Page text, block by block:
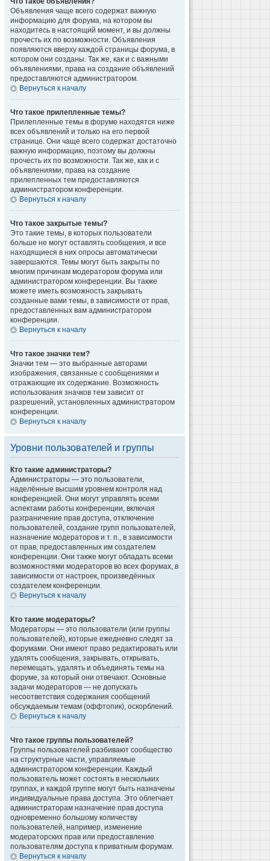
Объявления чаще всего содержат важную
информацию для форума, на котором вы
находитесь в настоящий момент, и вы должны
прочесть их по возможности. Объявления
появляются вверху каждой страницы форума, в
котором они созданы. Так же, как и с важными
объявлениями, права на создание объявлений
предоставляются администратором.
Вернуться к началу
Что такое прилепленные темы?
Прилепленные темы в форуме находятся ниже
всех объявлений и только на его первой
странице. Они чаще всего содержат достаточно
важную информацию, поэтому вы должны
прочесть их по возможности. Так же, как и с
объявлениями, права на создание
прилепленных тем предоставляются
администратором конференции.
Вернуться к началу
Что такое закрытые темы?
Это такие темы, в которых пользователи
больше не могут оставлять сообщения, и все
находящиеся в них опросы автоматически
завершаются. Темы могут быть закрыты по
многим причинам модератором форума или
администратором конференции. Вы также
можете иметь возможность закрывать
созданные вами темы, в зависимости от прав,
предоставленных вам администратором
конференции.
Вернуться к началу
Что такое значки тем?
Значки тем — это выбранные авторами
изображения, связанные с сообщениями и
отражающие их содержание. Возможность
использования значков тем зависит от
разрешений, установленных администратором
конференции.
Вернуться к началу
Уровни пользователей и группы
Кто такие администраторы?
Администраторы — это пользователи,
наделённые высшим уровнем контроля над
конференцией. Они могут управлять всеми
аспектами работы конференции, включая
разграничение прав доступа, отключение
пользователей, создание групп пользователей,
назначение модераторов и т. п., в зависимости
от прав, предоставленных им создателем
конференции. Они также могут обладать всеми
возможностями модераторов во всех форумах, в
зависимости от настроек, произведённых
создателем конференции.
Вернуться к началу
Кто такие модераторы?
Модераторы — это пользователи (или группы
пользователей), которые ежедневно следят за
форумами. Они имеют право редактировать или
удалять сообщения, закрывать, открывать,
перемещать, удалять и объединять темы на
форуме, за который они отвечают. Основные
задачи модераторов — не допускать
несоответствия содержания сообщений
обсуждаемым темам (оффтопик), оскорблений.
Вернуться к началу
Что такое группы пользователей?
Группы пользователей разбивают сообщество
на структурные части, управляемые
администратором конференции. Каждый
пользователь может состоять в нескольких
группах, и каждой группе могут быть назначены
индивидуальные права доступа. Это облегчает
администраторам назначение прав доступа
одновременно большому количеству
пользователей, например, изменение
модераторских прав или предоставление
пользователям доступа к приватным форумам.
Вернуться к началу